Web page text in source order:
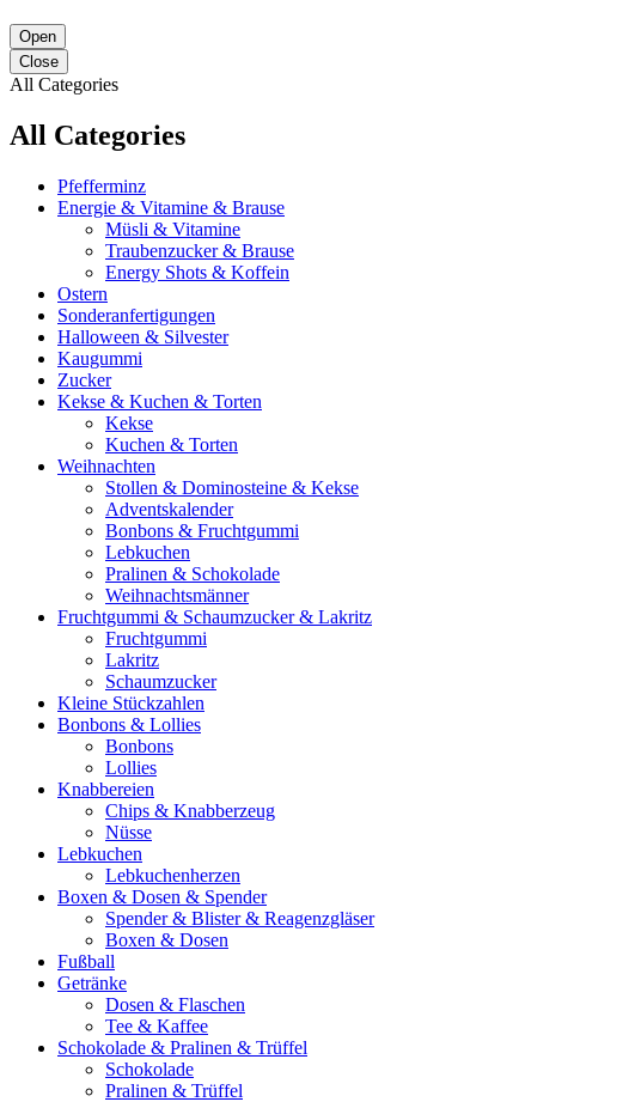
Open
Close
All Categories
All Categories
Pfefferminz
Energie & Vitamine & Brause
Müsli & Vitamine
Traubenzucker & Brause
Energy Shots & Koffein
Ostern
Sonderanfertigungen
Halloween & Silvester
Kaugummi
Zucker
Kekse & Kuchen & Torten
Kekse
Kuchen & Torten
Weihnachten
Stollen & Dominosteine & Kekse
Adventskalender
Bonbons & Fruchtgummi
Lebkuchen
Pralinen & Schokolade
Weihnachtsmänner
Fruchtgummi & Schaumzucker & Lakritz
Fruchtgummi
Lakritz
Schaumzucker
Kleine Stückzahlen
Bonbons & Lollies
Bonbons
Lollies
Knabbereien
Chips & Knabberzeug
Nüsse
Lebkuchen
Lebkuchenherzen
Boxen & Dosen & Spender
Spender & Blister & Reagenzgläser
Boxen & Dosen
Fußball
Getränke
Dosen & Flaschen
Tee & Kaffee
Schokolade & Pralinen & Trüffel
Schokolade
Pralinen & Trüffel